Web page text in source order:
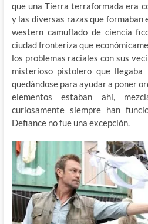
que una Tierra terraformada era
y las diversas razas que
western camuflado de ciencia
ciudad fronteriza que
los problemas raciales con sus
misterioso pistolero que llegaba
quedándose para ayudar a poner
elementos estaban ahí,
curiosamente siempre han
Defiance no fue una excepción.